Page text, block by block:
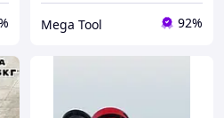
Mega Tool 92%